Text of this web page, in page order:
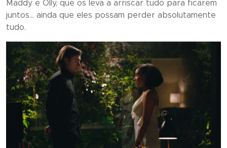
Maddy e Olly, que os leva a arriscar tudo para ficarem
juntos… ainda que eles possam perder absolutamente
tudo.